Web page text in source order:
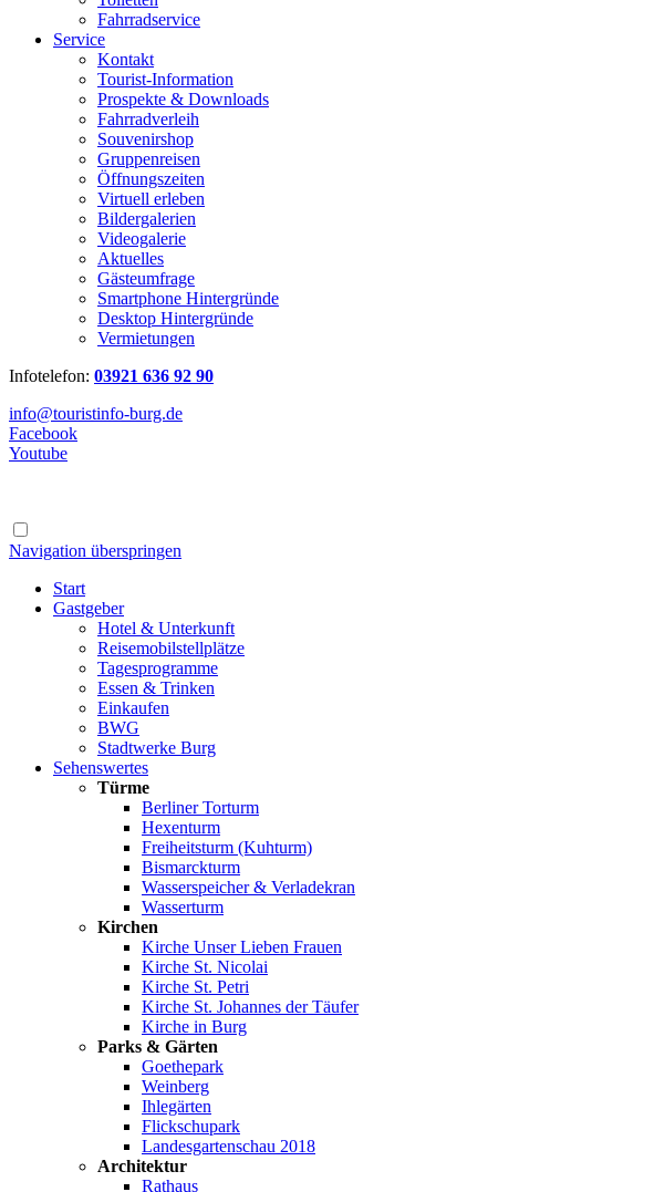
Fahrradservice
Service
Kontakt
Tourist-Information
Prospekte & Downloads
Fahrradverleih
Souvenirshop
Gruppenreisen
Öffnungszeiten
Virtuell erleben
Bildergalerien
Videogalerie
Aktuelles
Gästeumfrage
Smartphone Hintergründe
Desktop Hintergründe
Vermietungen
Infotelefon: 03921 636 92 90
info@touristinfo-burg.de
Facebook
Youtube
Navigation überspringen
Start
Gastgeber
Hotel & Unterkunft
Reisemobilstellplätze
Tagesprogramme
Essen & Trinken
Einkaufen
BWG
Stadtwerke Burg
Sehenswertes
Türme
Berliner Torturm
Hexenturm
Freiheitsturm (Kuhturm)
Bismarckturm
Wasserspeicher & Verladekran
Wasserturm
Kirchen
Kirche Unser Lieben Frauen
Kirche St. Nicolai
Kirche St. Petri
Kirche St. Johannes der Täufer
Kirche in Burg
Parks & Gärten
Goethepark
Weinberg
Ihlegärten
Flickschupark
Landesgartenschau 2018
Architektur
Rathaus